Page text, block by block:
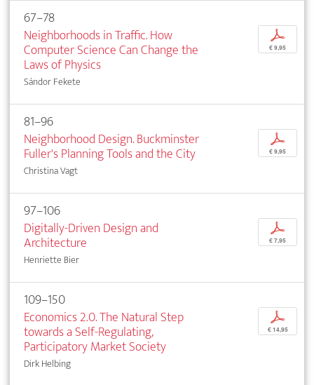
67–78
Neighborhoods in Traffic. How
Computer Science Can Change the
Laws of Physics
Sándor Fekete
p
€ 9,95
81–96
Neighborhood Design. Buckminster
Fuller's Planning Tools and the City
Christina Vagt
p
€ 9,95
97–106
Digitally-Driven Design and
Architecture
Henriette Bier
p
€ 7,95
109–150
Economics 2.0. The Natural Step
towards a Self-Regulating,
Participatory Market Society
Dirk Helbing
p
€ 14,95